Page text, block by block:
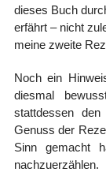
dieses Buch
erfährt – nicht
meine zweite
Noch ein
diesmal
stattdessen
Genuss der
Sinn gemacht
nachzuerzählen.